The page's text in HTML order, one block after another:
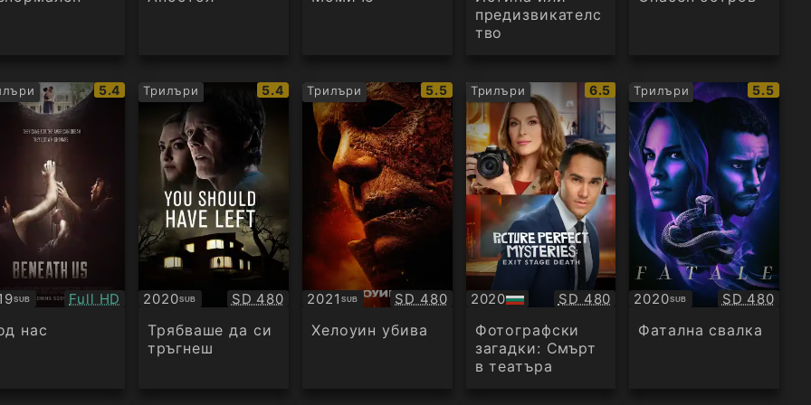
предизвикателс
тво
IMDb
рейтинг:
5.4
SUB Качество:
Full HD
нас
Трилъри
IMDb
рейтинг:
5.4
2020SUB
Субтитри Качество:
SD 480
Трябваше да си
тръгнеш
Трилъри
IMDb
рейтинг:
5.5
2021 SUB
Субтитри Качество:
SD 480
Хелоуин убива
Трилъри
IMDb
рейтинг:
6.5
2020
БГ
аудио
Качество:
SD 480
Фотографски
загадки: Смърт
в театъра
Трилъри
IMDb
5.5
2020SUB
Субтитри Качество:
SD 480
Фатална свалка